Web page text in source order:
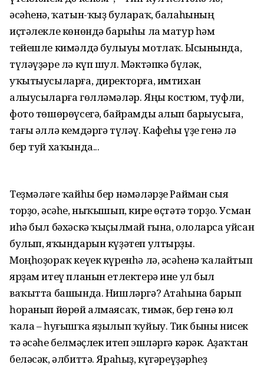
әсәһенә, ҡатын-ҡыҙ булараҡ, балаһының
иҫтәлекле көнөндә барыһы ла матур һәм
тейешле кимәлдә булыуы мотлаҡ. Ысынында,
түләүҙәре лә күп шул. Мәктәпкә бүләк,
уҡытыусыларға, директорға, имтихан
алыусыларға гөлләмәләр. Яңы костюм, туфли,
фото төшөрөүсегә, байрамды алып барыусыға,
тағы әллә кемдәргә түләү. Кафеһы үҙе генә лә
бер туй хаҡында...
Теҙмәләге ҡайһы бер нәмәләрҙе Райман сыя
торҙо, әсәһе, ныҡышып, кире өҫтәтә торҙо. Усман
иһә был бәхәскә ҡыҫылмай ғына, ололарса уйсан
булып, яҡындарын күҙәтеп ултырҙы.
Моңһоҙораҡ кеүек күренһә лә, әсәһенә ҡалайтып
ярҙам итеү планын етлектерә ине ул был
ваҡытта башында. Нишләргә? Атаһына барып
һоранып йөрөй алмаясаҡ, тимәк, бер генә юл
ҡала – һуғышҡа яҙылып ҡуйыу. Тик быны нисек
тә әсәһе белмәҫлек итеп эшләргә кәрәк. Аҙаҡтан
беләсәк, әлбиттә. Яраһыҙ, күгәреүҙәрһеҙ